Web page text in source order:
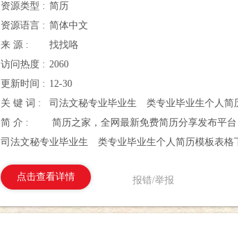
资源类型 : 简历
资源语言 : 简体中文
来 源 :
找找咯
访问热度 : 2060
更新时间 : 12-30
关 键 词 :
司法文秘专业毕业生 类专业毕业生个人简
简 介 :
简历之家，全网最新免费简历分享发布平台
司法文秘专业毕业生 类专业毕业生个人简历模板表格
点击查看详情 报错/举报